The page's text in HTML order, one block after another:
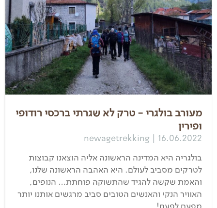
מעורב בולגרי - טרק לא שגרתי ברכסי רודופי
ופירין
newagetrekking | 16.06.2022
בולגריה היא המדינה הראשונה אליה הוצאנו קבוצות
לטרקים מסביב לעולם. היא האהבה הראשונה שלנו,
והאמת שקשה להגיד שהתשוקה פוחתת… הנופים,
האוויר הנקי והאנשים הטובים סביב מרגשים אותנו יותר